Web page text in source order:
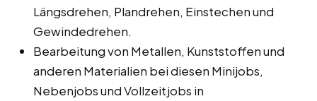
Längsdrehen, Plandrehen, Einstechen und
Gewindedrehen.
Bearbeitung von Metallen, Kunststoffen und
anderen Materialien bei diesen Minijobs,
Nebenjobs und Vollzeitjobs in